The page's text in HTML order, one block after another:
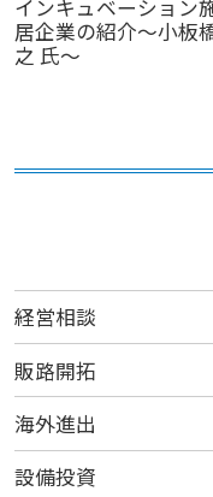
インキュベーション
居企業の紹介～小板
之 氏～
経営相談
販路開拓
海外進出
設備投資